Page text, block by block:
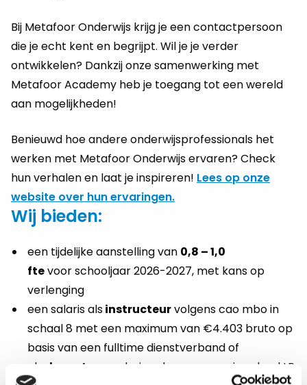
Bij Metafoor Onderwijs krijg je een contactpersoon
die je echt kent en begrijpt. Wil je je verder
ontwikkelen? Dankzij onze samenwerking met
Metafoor Academy heb je toegang tot een wereld
aan mogelijkheden!
Benieuwd hoe andere onderwijsprofessionals het
werken met Metafoor Onderwijs ervaren? Check
hun verhalen en laat je inspireren! Lees op onze
website over hun ervaringen.
Wij bieden:
een tijdelijke aanstelling van 0,8 – 1,0
ftevoor schooljaar 2026-2027, met kans op
verlenging
een salaris alsinstructeurvolgens cao mbo in
schaal 8 met een maximum van €4.403 bruto op
basis van een fulltime dienstverband of
als
docent
een salaris volgens cao vo in schaal LB